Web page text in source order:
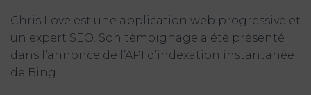
Chris Love est une application web progressive et
un expert SEO. Son témoignage a été présenté
dans l’annonce de l’API d’indexation instantanée
de Bing.